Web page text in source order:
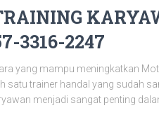
3316-2247
yang mampu meningkatkan
trainer handal yang sudah
menjadi sangat penting